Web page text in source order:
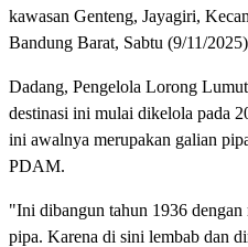
kawasan Genteng, Jayagiri,
Bandung Barat, Sabtu (9/11/
Dadang, Pengelola Lorong
destinasi ini mulai dikelola pada
ini awalnya merupakan galian
PDAM.
"Ini dibangun tahun 1936
pipa. Karena di sini lembab dan